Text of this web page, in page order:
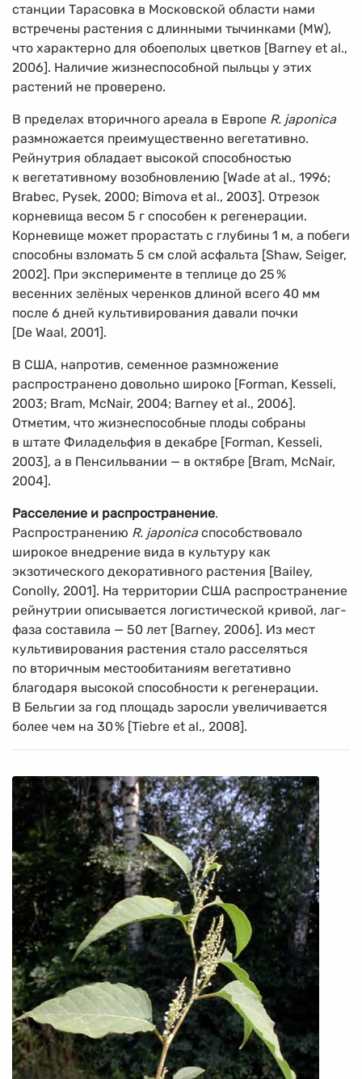
станции Тарасовка в Московской области нами
встречены растения с длинными тычинками (MW),
что характерно для обоеполых цветков [Barney et al.,
2006]. Наличие жизнеспособной пыльцы у этих
растений не проверено.
В пределах вторичного ареала в Европе R. japonica
размножается преимущественно вегетативно.
Рейнутрия обладает высокой способностью
к вегетативному возобновлению [Wade at al., 1996;
Brabec, Pysek, 2000; Bimova et al., 2003]. Отрезок
корневища весом 5 г способен к регенерации.
Корневище может прорастать с глубины 1 м, а побеги
способны взломать 5 см слой асфальта [Shaw, Seiger,
2002]. При эксперименте в теплице до 25%
весенних зелёных черенков длиной всего 40 мм
после 6 дней культивирования давали почки
[De Waal, 2001].
В США, напротив, семенное размножение
распространено довольно широко [Forman, Kesseli,
2003; Bram, McNair, 2004; Barney et al., 2006].
Отметим, что жизнеспособные плоды собраны
в штате Филадельфия в декабре [Forman, Kesseli,
2003], а в Пенсильвании — в октябре [Bram, McNair,
2004].
Расселение и распространение.
Распространению R. japonicaспособствовало
широкое внедрение вида в культуру как
экзотического декоративного растения [Bailey,
Conolly, 2001]. На территории США распространение
рейнутрии описывается логистической кривой, лаг-
фаза составила — 50 лет [Barney, 2006]. Из мест
культивирования растения стало расселяться
по вторичным местообитаниям вегетативно
благодаря высокой способности к регенерации.
В Бельгии за год площадь заросли увеличивается
более чем на 30% [Tiebre et al., 2008].